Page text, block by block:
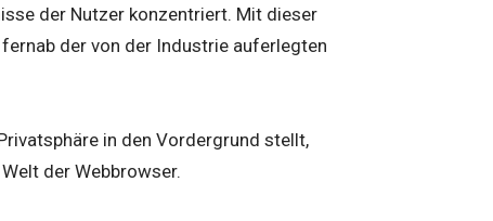
der Nutzer konzentriert. Mit dieser
der von der Industrie auferlegten
in den Vordergrund stellt,
der Webbrowser.